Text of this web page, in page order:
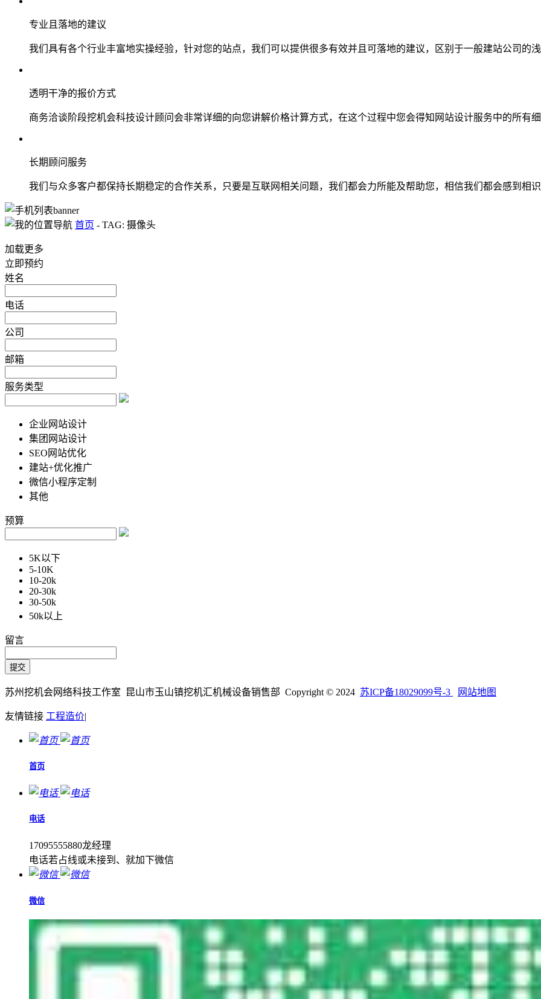
专业且落地的建议
我们具有各个行业丰富地实操经验，针对您的站点，我们可以提供很多有效并且可落地的建议，区别于一般建站公司的
透明干净的报价方式
商务洽谈阶段挖机会科技设计顾问会非常详细的向您讲解价格计算方式，在这个过程中您会得知网站设计服务中的所有
长期顾问服务
我们与众多客户都保持长期稳定的合作关系，只要是互联网相关问题，我们都会力所能及帮助您，相信我们都会感到相
首页 - TAG: 摄像头
加载更多
立即预约
姓名
电话
公司
邮箱
服务类型
企业网站设计
集团网站设计
SEO网站优化
建站+优化推广
微信小程序定制
其他
预算
5K以下
5-10K
10-20k
20-30k
30-50k
50k以上
留言
苏州挖机会网络科技工作室 昆山市玉山镇挖机汇机械设备销售部 Copyright © 2024 苏ICP备18029099号-3 网站地图
友情链接 工程造价|
首页
电话
17095555880龙经理
电话若占线或未接到、就加下微信
微信